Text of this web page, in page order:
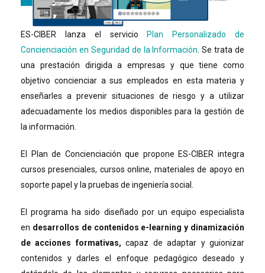
ES-CIBER lanza el servicio
Plan Personalizado de
Concienciación en Seguridad de la Información . Se trata de
una prestación dirigida a empresas y que tiene como
objetivo concienciar a sus empleados en esta materia y
enseñarles a prevenir situaciones de riesgo y a utilizar
adecuadamente los medios disponibles para la gestión de
la información.
El Plan de Concienciación que propone ES-CIBER integra
cursos presenciales, cursos online, materiales de apoyo en
soporte papel y la pruebas de ingeniería social.
El programa ha sido diseñado por un equipo especialista
en desarrollos de contenidos e-learning y dinamización
de acciones formativas,capaz de adaptar y guionizar
contenidos y darles el enfoque pedagógico deseado y